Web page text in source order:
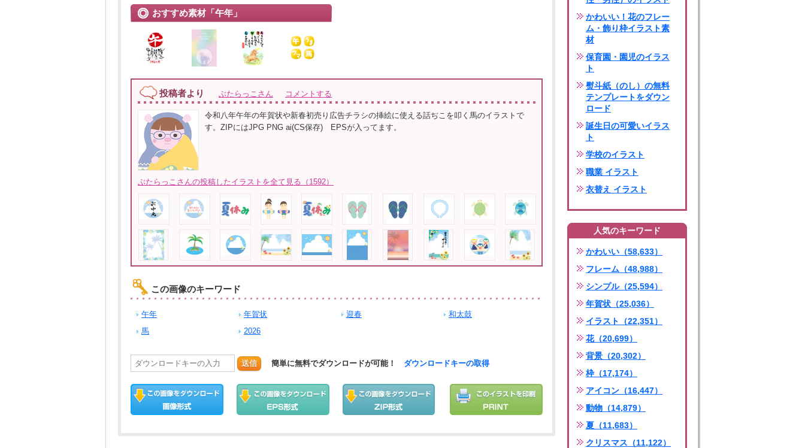
おすすめ素材「午年」
投稿者より ぶたらっこさん コメントする
令和八年午年の年賀状や新春初売り広告チラシの挿絵に使える話ぢこを叩く馬のイラストで
す。ZIPにはJPG PNG ai(CS保存) EPSが入ってます。
ぶたらっこさんの投稿したイラストを全て見る（1592）
この画像のキーワード
午年 年賀状 迎春
和太鼓
馬
2026
送信 簡単に無料でダウンロードが可能！ ダウンロードキーの取得
かわいい！花のフレー
ム・飾り枠イラスト素
材
保育園・園児のイラス
ト
熨斗紙（のし）の無料
テンプレートをダウン
ロード
誕生日の可愛いイラス
ト
学校のイラスト
職業 イラスト
衣替え イラスト
人気のキーワード
かわいい（58,633）
フレーム（48,988）
シンプル（25,594）
年賀状（25,036）
イラスト（22,351）
花（20,699）
背景（20,302）
枠（17,174）
アイコン（16,447）
動物（14,879）
夏（11,683）
クリスマス（11,122）